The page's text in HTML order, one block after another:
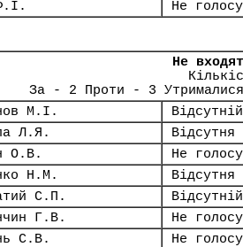
Не
Не
За - 2 Проти - 3
М.І.
Відсутній
Л.Я.
Відсутня
О.В.
Не
Н.М.
Відсутня
С.П.
Відсутній
Г.В.
Не
С.В.
Не